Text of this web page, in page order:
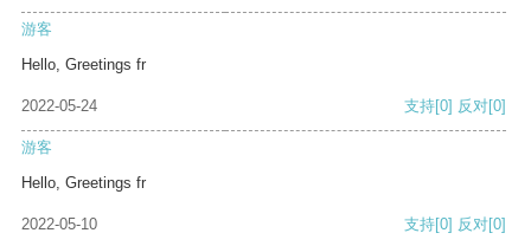
游客
Hello, Greetings fr
2022-05-24 支持[0] 反对[0]
游客
Hello, Greetings fr
2022-05-10 支持[0] 反对[0]